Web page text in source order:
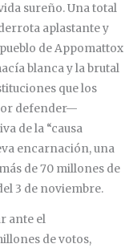
sureño. Una total
aplastante y
de Appomattox
blanca y la brutal
que los
defender—
de la “causa
encarnación, una
de 70 millones de
3 de noviembre.
ante el
de votos,